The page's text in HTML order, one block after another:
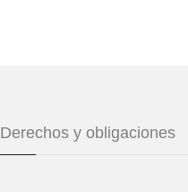
Derechos y obligaciones